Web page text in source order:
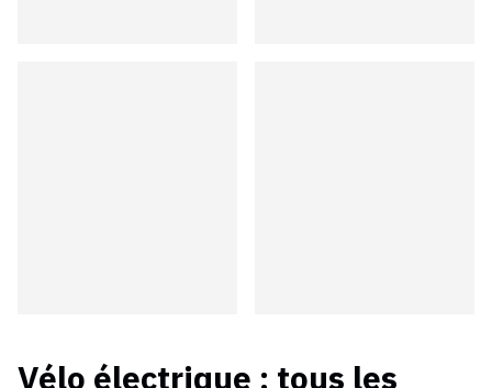
Vélo électrique : tous les